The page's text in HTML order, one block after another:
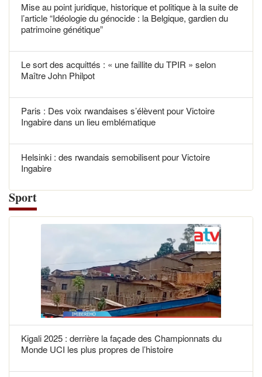
Mise au point juridique, historique et politique à la suite de
l’article “Idéologie du génocide : la Belgique, gardien du
patrimoine génétique”
Le sort des acquittés : « une faillite du TPIR » selon
Maître John Philpot
Paris : Des voix rwandaises s’élèvent pour Victoire
Ingabire dans un lieu emblématique
Helsinki : des rwandais semobilisent pour Victoire
Ingabire
Sport
Kigali 2025 : derrière la façade des Championnats du
Monde UCI les plus propres de l’histoire